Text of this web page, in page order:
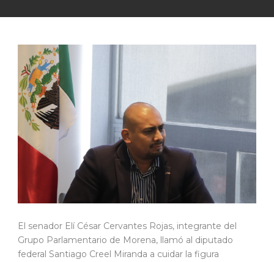
El senador Elí César Cervantes Rojas, integrante del
Grupo Parlamentario de Morena, llamó al diputado
federal Santiago Creel Miranda a cuidar la figura